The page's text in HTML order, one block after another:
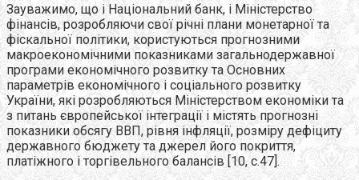
Зауважимо, що і Національний банк, і Міністерство
фінансів, розробляючи свої річні плани монетарної та
фіскальної політики, користуються прогнозними
макроекономічними показниками загальнодержавної
програми економічного розвитку та Основних
параметрів економічного і соціального розвитку
України, які розробляються Міністерством економіки та
з питань європейської інтеграції і містять прогнозні
показники обсягу ВВП, рівня інфляції, розміру дефіциту
державного бюджету та джерел його покриття,
платіжного і торгівельного балансів [10, с.47].